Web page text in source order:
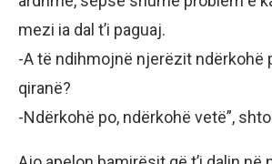
mezi ia dal t’i paguaj.
-A të ndihmojnë njerëzit ndërkohë
qiranë?
-Ndërkohë po, ndërkohë vetë”,